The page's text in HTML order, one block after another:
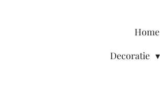
Home
Decoratie